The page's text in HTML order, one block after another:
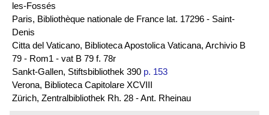
les-Fossés
Paris, Bibliothèque nationale de France lat. 17296 - Saint-
Denis
Citta del Vaticano, Biblioteca Apostolica Vaticana, Archivio B
79 - Rom1 - vat B 79 f. 78r
Sankt-Gallen, Stiftsbibliothek 390 p. 153
Verona, Biblioteca Capitolare XCVIII
Zürich, Zentralbibliothek Rh. 28 - Ant. Rheinau